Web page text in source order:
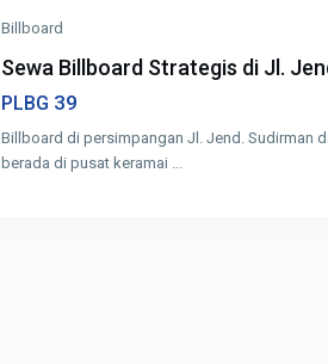
Billboard
Sewa Billboard Strategis di Jl.
PLBG 39
Billboard di persimpangan Jl. Jend. Sudirman
berada di pusat keramai ...